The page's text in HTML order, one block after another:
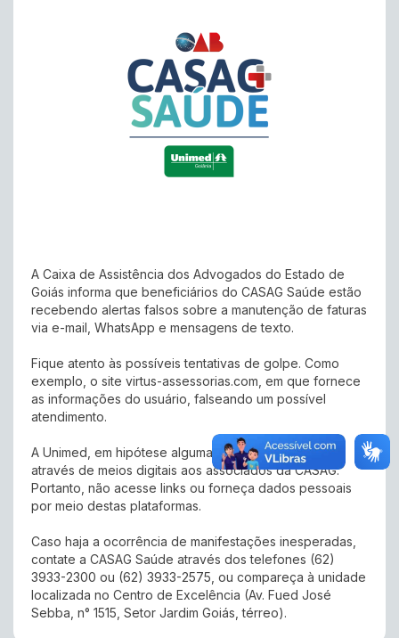
A Caixa de Assistência dos Advogados do Estado de
Goiás informa que beneficiários do CASAG Saúde estão
recebendo alertas falsos sobre a manutenção de faturas
via e-mail, WhatsApp e mensagens de texto.
Fique atento às possíveis tentativas de golpe. Como
exemplo, o site virtus-assessorias.com, em que fornece
as informações do usuário, falseando um possível
atendimento.
A Unimed, em hipótese alguma, realiza cobranças
através de meios digitais aos associados da CASAG.
Portanto, não acesse links ou forneça dados pessoais
por meio destas plataformas.
Caso haja a ocorrência de manifestações inesperadas,
contate a CASAG Saúde através dos telefones (62)
3933-2300 ou (62) 3933-2575, ou compareça à unidade
localizada no Centro de Excelência (Av. Fued José
Sebba, n° 1515, Setor Jardim Goiás, térreo).